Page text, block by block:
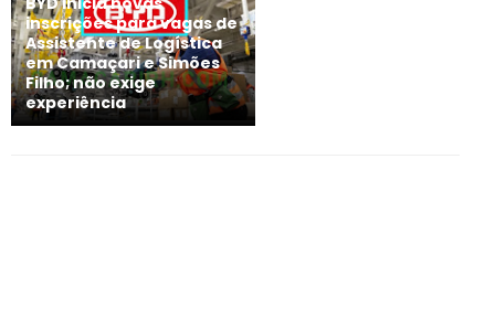
inscrições para vagas de
Assistente de Logística
em Camaçari e Simões
Filho; não exige
experiência